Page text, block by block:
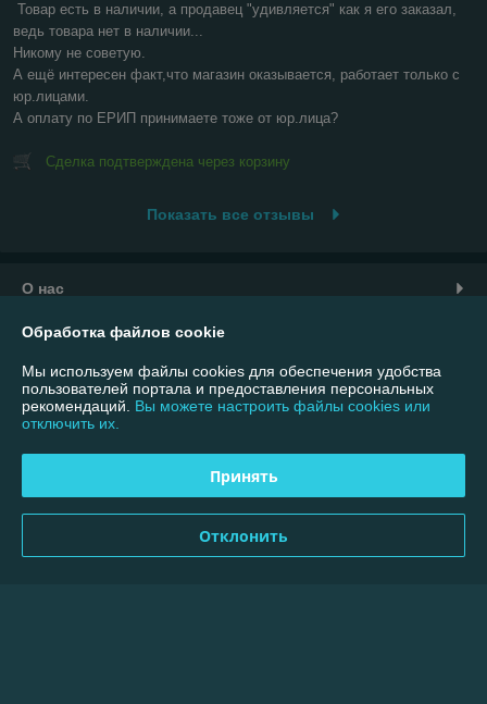
Товар есть в наличии, а продавец "удивляется" как я его заказал,
ведь товара нет в наличии...
Никому не советую.
А ещё интересен факт,что магазин оказывается, работает только с
юр.лицами.
А оплату по ЕРИП принимаете тоже от юр.лица?
Сделка подтверждена через корзину
Показать все отзывы
О нас
Контакты
Доставка и оплата
Полная версия сайта
Политика обработки cookies
Обработка файлов cookie
Мы используем файлы cookies для обеспечения удобства
пользователей портала и предоставления персональных
рекомендаций. Вы можете настроить файлы cookies или
отключить их.
Принять
Отклонить